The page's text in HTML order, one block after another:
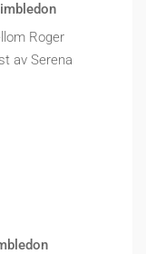
Roger
av Serena